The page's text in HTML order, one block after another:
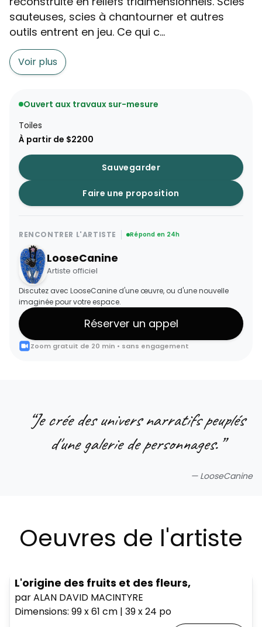
sauteuses, scies à chantourner et autres
outils entrent en jeu. Ce qui c...
Voir plus
Ouvert aux travaux sur-mesure
Toiles
À partir de $2200
Sauvegarder
Faire une proposition
RENCONTRER L'ARTISTE Répond en 24h
LooseCanine
Artiste officiel
Discutez avec LooseCanine d'une œuvre, ou d'une nouvelle
imaginée pour votre espace.
Réserver un appel
Zoom gratuit de 20 min • sans engagement
Je crée des univers narratifs peuplés
d'une galerie de personnages.”
— LooseCanine
Oeuvres de l'artiste
L'origine des fruits et des fleurs,
par ALAN DAVID MACINTYRE
Dimensions: 99 x 61 cm | 39 x 24 po